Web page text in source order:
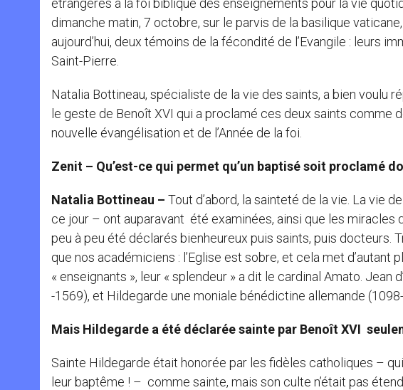
étrangères à la foi biblique des enseignements pour la vie
dimanche matin, 7 octobre, sur le parvis de la basilique
aujourd’hui, deux témoins de la fécondité de l’Evangile : leurs
Saint-Pierre.
Natalia Bottineau, spécialiste de la vie des saints, a bien voulu
le geste de Benoît XVI qui a proclamé ces deux saints comme
nouvelle évangélisation et de l’Année de la foi.
Zenit – Qu’est-ce qui permet qu’un baptisé soit proclamé
Natalia Bottineau – Tout d’abord, la sainteté de la vie. La vie
ce jour – ont auparavant été examinées, ainsi que les
peu à peu été déclarés bienheureux puis saints, puis docteurs.
que nos académiciens : l’Eglise est sobre, et cela met d’autant
« enseignants », leur « splendeur » a dit le cardinal Amato. Jean
-1569), et Hildegarde une moniale bénédictine allemande
Mais Hildegarde a été déclarée sainte par Benoît XVI
Sainte Hildegarde était honorée par les fidèles catholiques –
leur baptême ! – comme sainte, mais son culte n’était pas